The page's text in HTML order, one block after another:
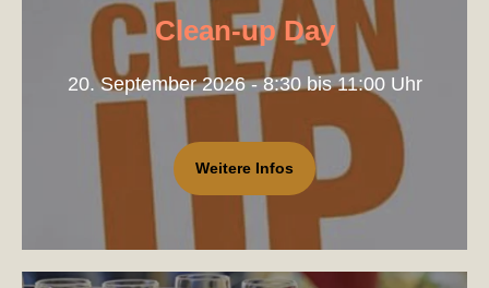
Clean-up Day
20. September 2026 - 8:30 bis 11:00 Uhr
Weitere Infos